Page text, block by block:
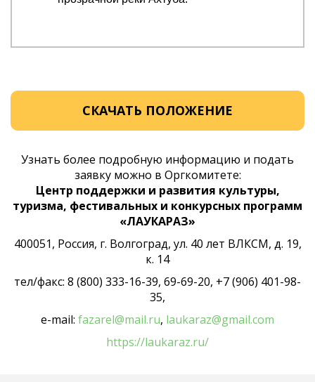
СКАЧАТЬ ПОЛОЖЕНИЕ
Узнать более подробную информацию и подать
заявку можно в Оргкомитете:
Центр поддержки и развития культуры,
туризма, фестивальных и конкурсных программ
«ЛАУКАРАЗ»
400051, Россия, г. Волгоград, ул. 40 лет ВЛКСМ, д. 19,
к. 14
тел/факс: 8 (800) 333-16-39, 69-69-20, +7 (906) 401-98-
35,
е-mail: fazarel@mail.ru, laukaraz@gmail.com
https://laukaraz.ru/